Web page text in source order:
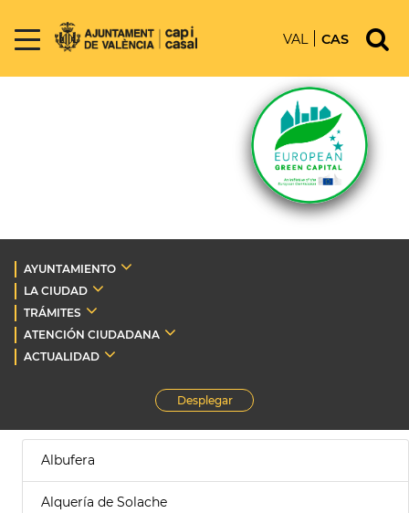
VAL CAS
AYUNTAMIENTO
LA CIUDAD
TRÁMITES
ATENCIÓN CIUDADANA
ACTUALIDAD
Desplegar
Albufera
Alquería de Solache